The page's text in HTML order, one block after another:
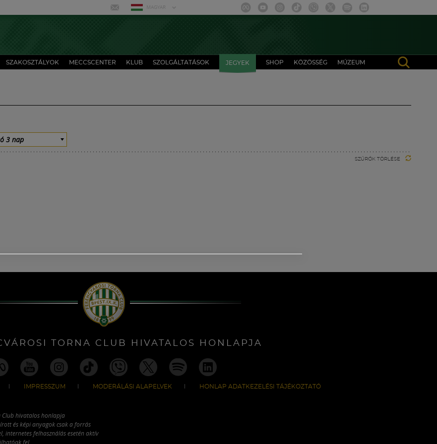
MAGYAR
SZAKOSZTÁLYOK MECCSCENTER KLUB SZOLGÁLTATÁSOK JEGYEK SHOP KÖZÖSSÉG MÚZEUM
3 nap
SZŰRŐK TÖRLÉSE
TORNA CLUB HIVATALOS HONLAPJA
IMPRESSZUM MODERÁLÁSI ALAPELVEK HONLAP ADATKEZELÉSI TÁJÉKOZTATÓ
Club hivatalos honlapja
és képi anyagok csak a forrás
internetes felhasználás esetén aktív
fel.